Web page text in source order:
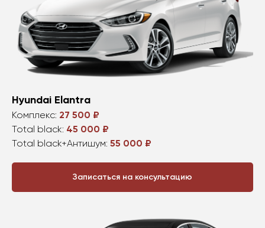
Hyundai Elantra
Комплекс: 27 500 ₽
Total black: 45 000 ₽
Total black+Антишум: 55 000 ₽
Записаться на консультацию